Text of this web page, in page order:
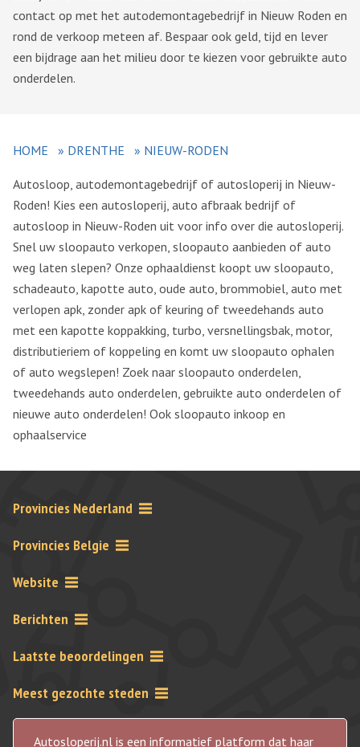
contact op met het autodemontagebedrijf in Nieuw Roden en
rond de verkoop meteen af. Bespaar ook geld, tijd en lever
een bijdrage aan het milieu door te kiezen voor gebruikte auto
onderdelen.
HOME » DRENTHE » NIEUW-RODEN
Autosloop, autodemontagebedrijf of autosloperij in Nieuw-
Roden! Kies een autosloperij, auto afbraak bedrijf of
autosloop in Nieuw-Roden uit voor info over die autosloperij.
Snel uw sloopauto verkopen, sloopauto aanbieden of auto
weg laten slepen? Onze ophaaldienst koopt uw sloopauto,
schadeauto, kapotte auto, oude auto, brommobiel, auto met
verlopen apk, zonder apk of keuring of tweedehands auto
met een kapotte koppakking, turbo, versnellingsbak, motor,
distributieriem of koppeling en komt uw sloopauto ophalen
of auto wegslepen! Zoek naar sloopauto onderdelen,
tweedehands auto onderdelen, gebruikte auto onderdelen of
nieuwe auto onderdelen! Ook sloopauto inkoop en
ophaalservice
Provincies Nederland
Provincies Belgie
Website
Berichten
Laatste beoordelingen
Meest gezochte steden
Autosloperij.nl is een informatief platform dat haar